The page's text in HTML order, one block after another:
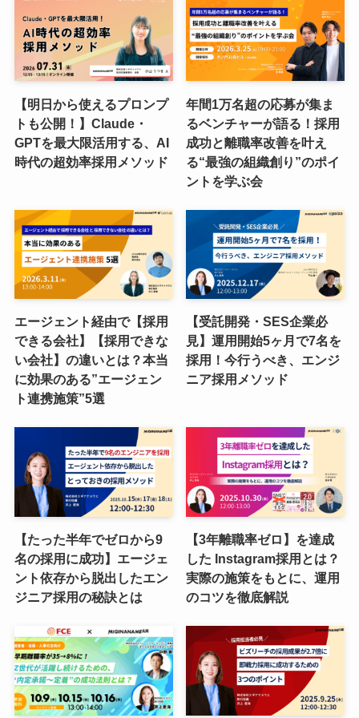
【明日から使えるプロンプ
トも公開！】Claude・
GPTを最大限活用する、AI
時代の超効率採用メソッド
年間1万名超の応募が集ま
るベンチャーが語る！採用
成功と離職率改善を叶え
る“最強の組織創り”のポイ
ントを学ぶ会
エージェント経由で【採用
できる会社】【採用できな
い会社】の違いとは？本当
に効果のある”エージェン
ト連携施策”5選
【受託開発・SES企業必
見】運用開始5ヶ月で7名を
採用！今行うべき、エンジ
ニア採用メソッド
【たった半年でゼロから9
名の採用に成功】エージェ
ント依存から脱出したエン
ジニア採用の秘訣とは
【3年離職率ゼロ】を達成
した Instagram採用とは？
実際の施策をもとに、運用
のコツを徹底解説